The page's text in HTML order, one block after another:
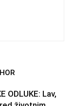
ODLUKE: Lav,